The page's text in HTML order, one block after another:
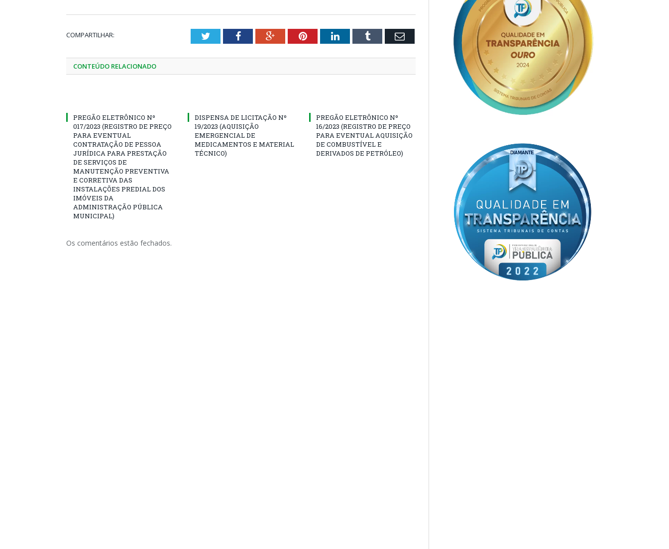
COMPARTILHAR: TwitterFacebookGoogle+PinterestLinkedInTumblr Email
CONTEÚDO RELACIONADO
PREGÃO ELETRÔNICO Nº
017/2023 (REGISTRO DE PREÇO
PARA EVENTUAL
CONTRATAÇÃO DE PESSOA
JURÍDICA PARA PRESTAÇÃO
DE SERVIÇOS DE
MANUTENÇÃO PREVENTIVA
E CORRETIVA DAS
INSTALAÇÕES PREDIAL DOS
IMÓVEIS DA
ADMINISTRAÇÃO PÚBLICA
MUNICIPAL)
DISPENSA DE LICITAÇÃO Nº
19/2023 (AQUISIÇÃO
EMERGENCIAL DE
MEDICAMENTOS E MATERIAL
TÉCNICO)
PREGÃO ELETRÔNICO Nº
16/2023 (REGISTRO DE PREÇO
PARA EVENTUAL AQUISIÇÃO
DE COMBUSTÍVEL E
DERIVADOS DE PETRÓLEO)
Os comentários estão fechados.